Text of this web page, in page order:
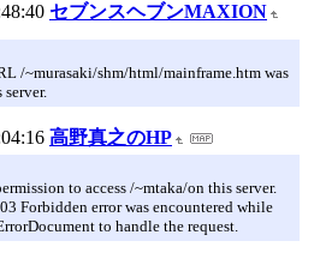
セブンスヘブンMAXION
/~murasaki/shm/html/mainframe.htm was
高野真之のHP
to access /~mtaka/on this server.
Forbidden error was encountered while
to handle the request.